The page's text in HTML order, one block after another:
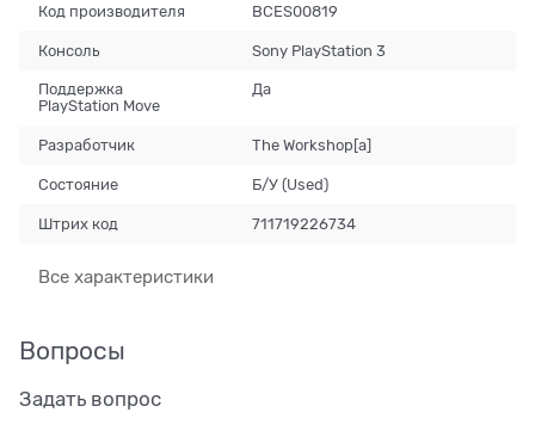
Код производителя BCES00819
Консоль Sony PlayStation 3
Поддержка
PlayStation Move
Да
Разработчик The Workshop[a]
Состояние Б/У (Used)
Штрих код 711719226734
Все характеристики
Вопросы
Задать вопрос